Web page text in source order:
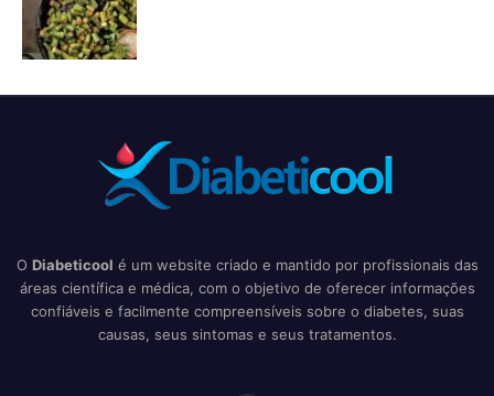
O Diabeticool é um website criado e mantido por profissionais das
áreas científica e médica, com o objetivo de oferecer informações
confiáveis e facilmente compreensíveis sobre o diabetes, suas
causas, seus sintomas e seus tratamentos.